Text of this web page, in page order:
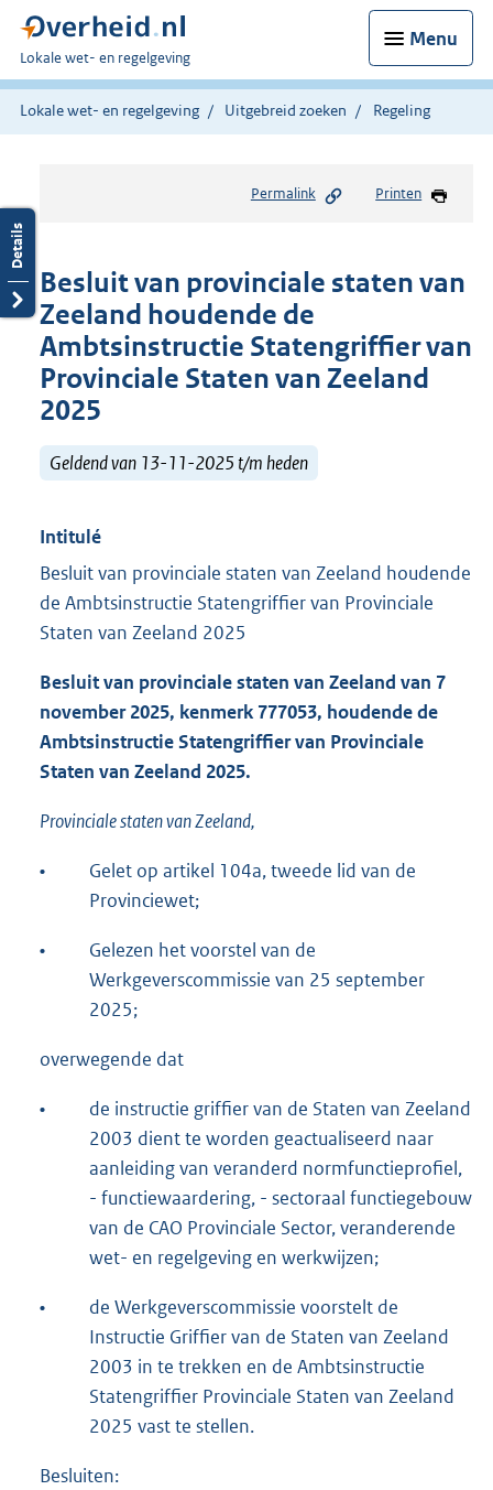
Menu
U
bent
hier:
Lokale wet- en regelgeving
Lokale wet- en regelgeving Uitgebreid zoeken Regeling
Permalink Printen
Besluit van provinciale staten van
Zeeland houdende de
Ambtsinstructie Statengriffier van
Provinciale Staten van Zeeland
2025
Geldend van 13-11-2025 t/m heden
Intitulé
Besluit van provinciale staten van Zeeland houdende
de Ambtsinstructie Statengriffier van Provinciale
Staten van Zeeland 2025
Besluit van provinciale staten van Zeeland van 7
november 2025, kenmerk 777053, houdende de
Ambtsinstructie Statengriffier van Provinciale
Staten van Zeeland 2025.
Provinciale staten van Zeeland,
•
Gelet op artikel 104a, tweede lid van de
Provinciewet;
•
Gelezen het voorstel van de
Werkgeverscommissie van 25 september
2025;
overwegende dat
•
de instructie griffier van de Staten van Zeeland
2003 dient te worden geactualiseerd naar
aanleiding van veranderd normfunctieprofiel,
- functiewaardering, - sectoraal functiegebouw
van de CAO Provinciale Sector, veranderende
wet- en regelgeving en werkwijzen;
•
de Werkgeverscommissie voorstelt de
Instructie Griffier van de Staten van Zeeland
2003 in te trekken en de Ambtsinstructie
Statengriffier Provinciale Staten van Zeeland
2025 vast te stellen.
Besluiten: